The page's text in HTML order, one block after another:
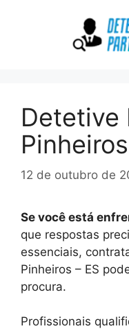
Detetive
12 de outubro de
Se você está
que respostas
essenciais,
Pinheiros – ES
procura.
Profissionais